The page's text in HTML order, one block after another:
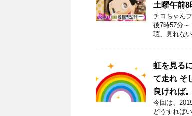
土曜午前8
チコちゃん
後7時57分
聴、見れな
虹を見る
て走れ そ
良ければ。
今回は、
どうすれば